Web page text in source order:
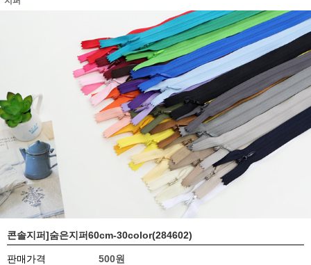
콘솔지퍼]숨은지퍼60cm-30color(284602)
판매가격 500원